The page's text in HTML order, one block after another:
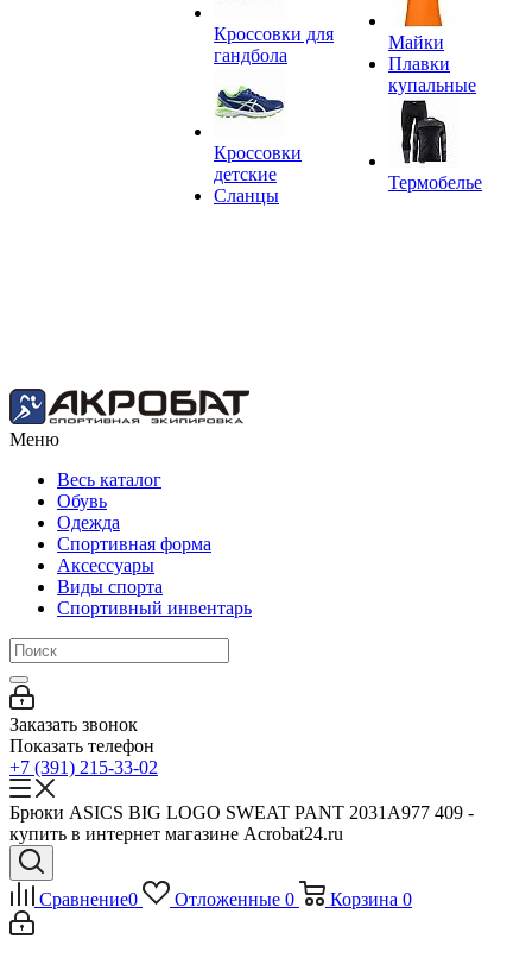
Кроссовки для
гандбола
Кроссовки
детские
Сланцы
Майки
Плавки
купальные
Термобелье
Меню
Весь каталог
Обувь
Одежда
Спортивная форма
Аксессуары
Виды спорта
Спортивный инвентарь
Заказать звонок
Показать телефон
+7 (391) 215-33-02
Брюки ASICS BIG LOGO SWEAT PANT 2031A977 409 -
купить в интернет магазине Acrobat24.ru
Сравнение0 Отложенные 0 Корзина 0